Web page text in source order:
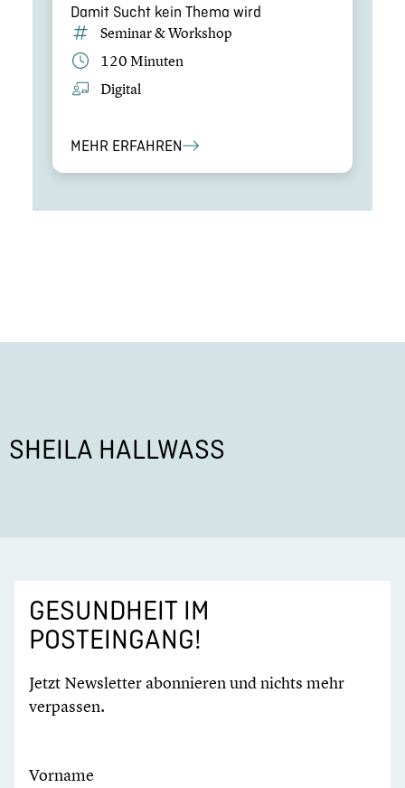
Damit Sucht kein Thema wird
Seminar & Workshop
120 Minuten
Digital
MEHR ERFAHREN
SHEILA HALLWASS
GESUNDHEIT IM
POSTEINGANG!
Jetzt Newsletter abonnieren und nichts mehr
verpassen.
Vorname